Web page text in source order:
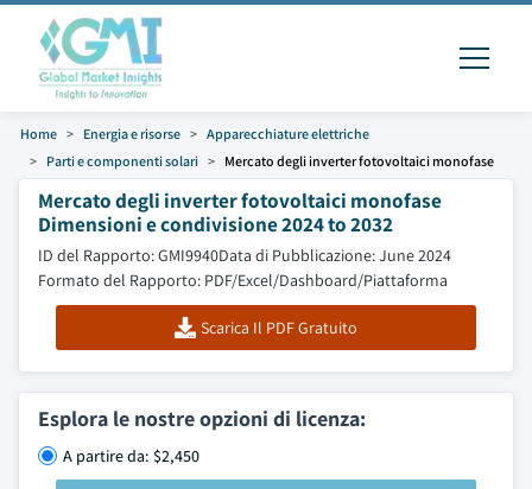
Home Energia e risorse
Apparecchiature elettriche
Parti e componenti solari
Mercato degli inverter fotovoltaici monofase
Mercato degli inverter fotovoltaici monofase
Dimensioni e condivisione 2024 to 2032
ID del Rapporto: GMI9940Data di Pubblicazione: June 2024
Formato del Rapporto: PDF/Excel/Dashboard/Piattaforma
Scarica Il PDF Gratuito
Esplora le nostre opzioni di licenza:
A partire da: $2,450